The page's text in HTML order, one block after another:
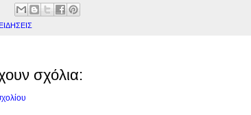
ΕΙΔΗΣΕΙΣ
σχόλια: